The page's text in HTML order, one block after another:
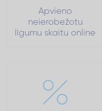
Apvieno
neierobežotu
līgumu skaitu online